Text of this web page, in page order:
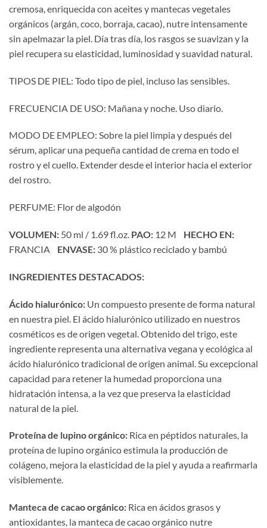
cremosa, enriquecida con aceites y mantecas vegetales
orgánicos (argán, coco, borraja, cacao), nutre intensamente
sin apelmazar la piel. Día tras día, los rasgos se suavizan y la
piel recupera su elasticidad, luminosidad y suavidad natural.
TIPOS DE PIEL: Todo tipo de piel, incluso las sensibles.
FRECUENCIA DE USO: Mañana y noche. Uso diario.
MODO DE EMPLEO: Sobre la piel limpia y después del
sérum, aplicar una pequeña cantidad de crema en todo el
rostro y el cuello. Extender desde el interior hacia el exterior
del rostro.
PERFUME: Flor de algodón
VOLUMEN: 50 ml / 1.69 fl.oz. PAO: 12 M
HECHO EN:
FRANCIA ENVASE: 30 % plástico reciclado y bambú
INGREDIENTES DESTACADOS:
Ácido hialurónico: Un compuesto presente de forma natural
en nuestra piel. El ácido hialurónico utilizado en nuestros
cosméticos es de origen vegetal. Obtenido del trigo, este
ingrediente representa una alternativa vegana y ecológica al
ácido hialurónico tradicional de origen animal. Su excepcional
capacidad para retener la humedad proporciona una
hidratación intensa, a la vez que preserva la elasticidad
natural de la piel.
Proteína de lupino orgánico: Rica en péptidos naturales, la
proteína de lupino orgánico estimula la producción de
colágeno, mejora la elasticidad de la piel y ayuda a reafirmarla
visiblemente.
Manteca de cacao orgánico: Rica en ácidos grasos y
antioxidantes, la manteca de cacao orgánico nutre